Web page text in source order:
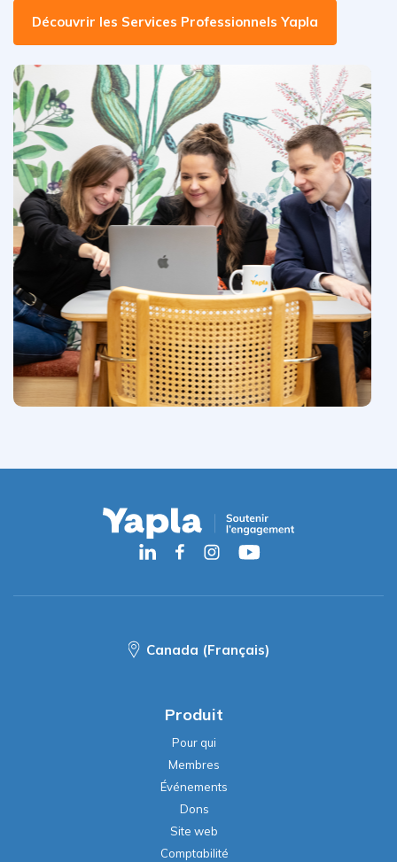
Découvrir les Services Professionnels Yapla
Canada (Français)
Produit
Pour qui
Membres
Événements
Dons
Site web
Comptabilité